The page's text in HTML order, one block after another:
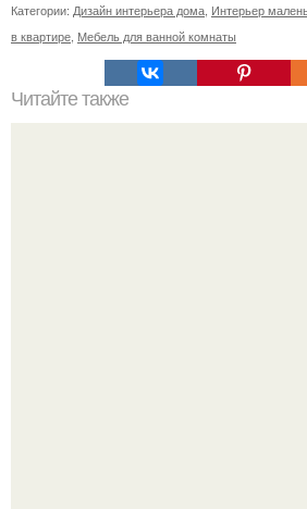
Категории: Дизайн интерьера дома Интерьер
в квартире Мебель для ванной комнаты
Читайте также